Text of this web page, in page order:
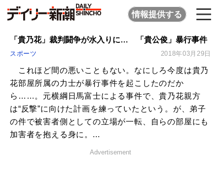
情報提供する
「貴乃花」裁判闘争が水入りに… 「貴公俊」暴行事件
スポーツ 2018年03月29日
これほど間の悪いこともない。なにしろ今度は貴乃
花部屋所属の力士が暴行事件を起こしたのだか
ら……。元横綱日馬富士による事件で、貴乃花親方
は“反撃”に向けた計画を練っていたという。が、弟子
の件で被害者側としての立場が一転、自らの部屋にも
加害者を抱える身に。...
Advertisement